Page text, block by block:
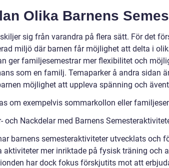
Olika Barnens
sig från varandra på flera sätt. För det
miljö där barnen får möjlighet att delta i
ger familjesemestrar mer flexibilitet och
som en familj. Temaparker å andra sidan
möjlighet att uppleva spänning och
om exempelvis sommarkollon eller
och Nackdelar med Barnens
barnens semesteraktiviteter utvecklats och
aktiviteter mer inriktade på fysisk träning och
har dock fokus förskjutits mot att